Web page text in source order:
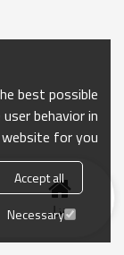
منزل
best possible
behavior in
for you.
Accept all
Necessary